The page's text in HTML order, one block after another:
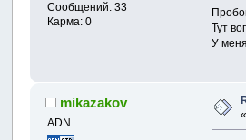
Сообщений: 33
Карма: 0
Тут
У
mikazakov
ADN